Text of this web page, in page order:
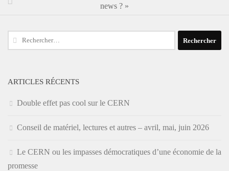
news ? »
Rechercher :
ARTICLES RÉCENTS
Double effet pas cool sur le CERN
Conseil de matériel, lectures et autres – avril, mai, juin 2026
Le CERN ou les impasses démocratiques d’une économie de la
promesse